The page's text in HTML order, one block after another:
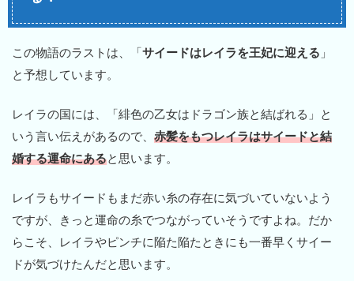
この物語のラストは、「サイードはレイラを王妃に迎える 」
と予想しています。
レイラの国には、「緋色の乙女はドラゴン族と結ばれる」と
いう言い伝えがあるので、 赤髪をもつレイラはサイードと結
婚する運命にあると思います。
レイラもサイードもまだ赤い糸の存在に気づいていないよう
ですが、きっと運命の糸でつながっていそうですよね。だか
らこそ、レイラやピンチに陥た陥たときにも一番早くサイー
ドが気づけたんだと思います。